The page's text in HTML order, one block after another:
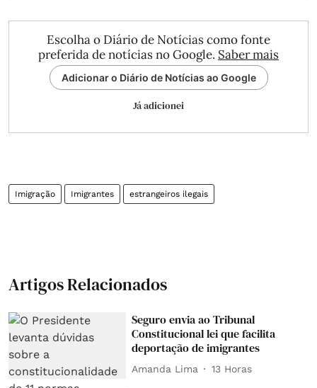
Escolha o Diário de Notícias como fonte
preferida de notícias no Google. Saber mais
Adicionar o Diário de Notícias ao Google
Já adicionei
Imigração Imigrantes estrangeiros ilegais
Artigos Relacionados
Seguro envia ao Tribunal
Constitucional lei que facilita
deportação de imigrantes
Amanda Lima 13 Horas